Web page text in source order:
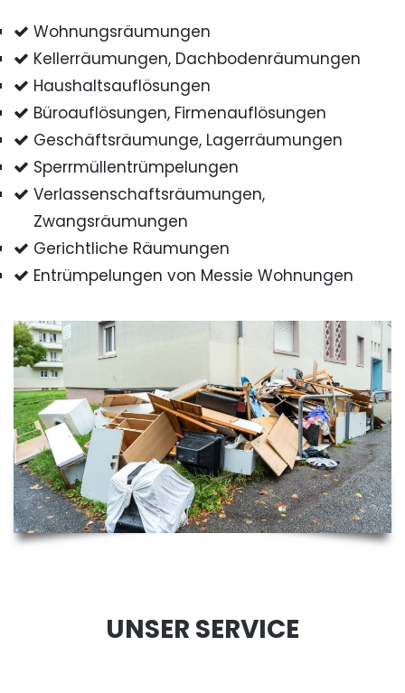
Wohnungsräumungen
Kellerräumungen, Dachbodenräumungen
Haushaltsauflösungen
Büroauflösungen, Firmenauflösungen
Geschäftsräumunge, Lagerräumungen
Sperrmüllentrümpelungen
Verlassenschaftsräumungen,
Zwangsräumungen
Gerichtliche Räumungen
Entrümpelungen von Messie Wohnungen
UNSER SERVICE